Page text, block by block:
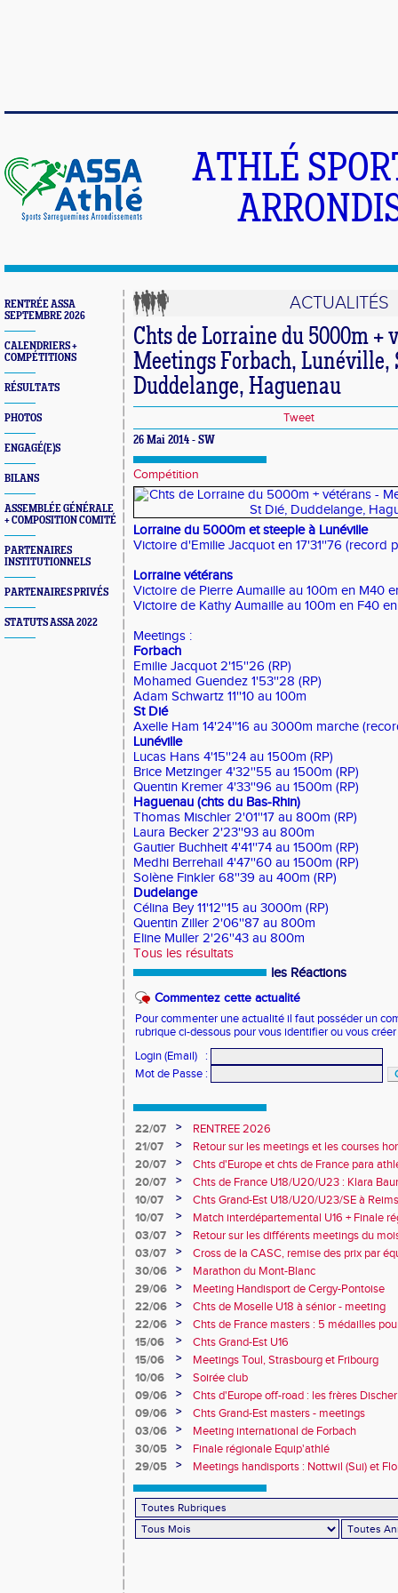
ATHLÉ
RENTRÉE ASSA
SEPTEMBRE 2026
CALENDRIERS +
COMPÉTITIONS
RÉSULTATS
PHOTOS
ENGAGÉ(E)S
BILANS
ASSEMBLÉE GÉNÉRALE
+ COMPOSITION COMITÉ
PARTENAIRES
INSTITUTIONNELS
PARTENAIRES PRIVÉS
STATUTS ASSA 2022
ACTUALITÉS
Chts de Lorraine du 5000m +
Meetings Forbach, Lunéville,
Duddelange, Haguenau
Tweet
26 Mai 2014 - SW
Compétition
Lorraine du 5000m et steeple à Lunéville
Victoire d'Emilie Jacquot en 17'31''76 (record
Lorraine vétérans
Victoire de Pierre Aumaille au 100m en M40
Victoire de Kathy Aumaille au 100m en F40
Meetings :
Forbach
Emilie Jacquot 2'15''26 (RP)
Mohamed Guendez 1'53''28 (RP)
Adam Schwartz 11''10 au 100m
St Dié
Axelle Ham 14'24''16 au 3000m marche
Lunéville
Lucas Hans 4'15''24 au 1500m (RP)
Brice Metzinger 4'32''55 au 1500m (RP)
Quentin Kremer 4'33''96 au 1500m (RP)
Haguenau (chts du Bas-Rhin)
Thomas Mischler 2'01''17 au 800m (RP)
Laura Becker 2'23''93 au 800m
Gautier Buchheit 4'41''74 au 1500m (RP)
Medhi Berrehail 4'47''60 au 1500m (RP)
Solène Finkler 68''39 au 400m (RP)
Dudelange
Célina Bey 11'12''15 au 3000m (RP)
Quentin Ziller 2'06''87 au 800m
Eline Muller 2'26''43 au 800m
Tous les résultats
les Réactions
Commentez cette actualité
Pour commenter une actualité il faut posséder un
rubrique ci-dessous pour vous identifier ou vous
Login (Email)
:
Mot de Passe :
22/07 >
RENTREE 2026
21/07
>
Retour sur les meetings et les courses
20/07
>
Chts d'Europe et chts de France para
champion d'Europe et multiples
20/07 >
Chts de France U18/U20/U23 : Klara
10e
10/07 >
Chts Grand-Est U18/U20/U23/SE à
10/07
>
Match interdépartemental U16 + Finale
Obernai
03/07 >
Retour sur les différents meetings du
03/07
>
Cross de la CASC, remise des prix par
collèges
30/06 >
Marathon du Mont-Blanc
29/06
>
Meeting Handisport de Cergy-Pontoise
22/06
>
Chts de Moselle U18 à sénior - meeting
22/06
>
Chts de France masters : 5 médailles
15/06
>
Chts Grand-Est U16
15/06
>
Meetings Toul, Strasbourg et Fribourg
10/06
>
Soirée club
09/06
>
Chts d'Europe off-road : les frères
09/06
>
Chts Grand-Est masters - meetings
03/06
>
Meeting international de Forbach
30/05
>
Finale régionale Equip'athlé
29/05
> Meetings handisports : Nottwil (Sui) et